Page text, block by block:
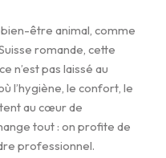
être animal, comme
romande, cette
n’est pas laissé au
l’hygiène, le confort, le
au cœur de
tout : on profite de
professionnel.